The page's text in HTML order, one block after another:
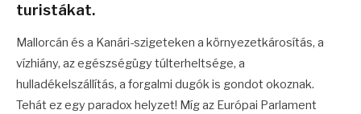
turistákat.
Mallorcán és a Kanári-szigeteken a környezetkárosítás, a
vízhiány, az egészségügy túlterheltsége, a
hulladékelszállítás, a forgalmi dugók is gondot okoznak.
Tehát ez egy paradox helyzet! Míg az Európai Parlament